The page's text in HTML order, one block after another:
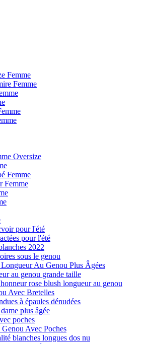
Femme
Femme
Oversize
Femme
Femme
pour l'été
pour l'été
2022
sous le genou
Au Genou Plus Âgées
au genou grande taille
rose blush longueur au genou
Avec Bretelles
à épaules dénudées
plus âgée
poches
Avec Poches
blanches longues dos nu